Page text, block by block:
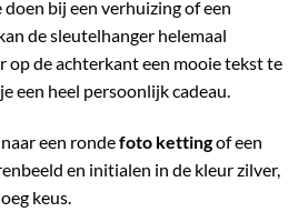
bij een verhuizing of een
de sleutelhanger helemaal
op de achterkant een mooie tekst te
een heel persoonlijk cadeau.
een rondefoto kettingof een
en initialen in de kleur zilver,
keus.